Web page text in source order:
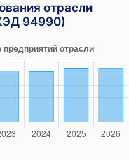
отрасли
94990)